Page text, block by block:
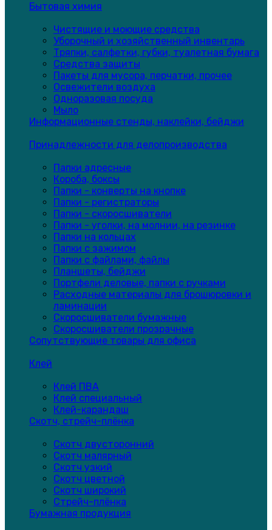
Бытовая химия
Чистящие и моющие средства
Уборочный и хозяйственный инвентарь
Тряпки, салфетки, губки, туалетная бумага
Средства защиты
Пакеты для мусора, перчатки, прочее
Освежители воздуха
Одноразовая посуда
Мыло
Информационные стенды, наклейки, бейджи
Принадлежности для делопроизводства
Папки адресные
Короба, боксы
Папки - конверты на кнопке
Папки - регистраторы
Папки - скоросшиватели
Папки - уголки, на молнии, на резинке
Папки на кольцах
Папки с зажимом
Папки с файлами, файлы
Планшеты, бейджи
Портфели деловые, папки с ручками
Расходные материалы для брошюровки и
ламинации
Скоросшиватели бумажные
Скоросшиватели прозрачные
Сопутствующие товары для офиса
Клей
Клей ПВА
Клей специальный
Клей-карандаш
Скотч, стрейч-плёнка
Скотч двусторонний
Скотч малярный
Скотч узкий
Скотч цветной
Скотч широкий
Стрейч-плёнка
Бумажная продукция